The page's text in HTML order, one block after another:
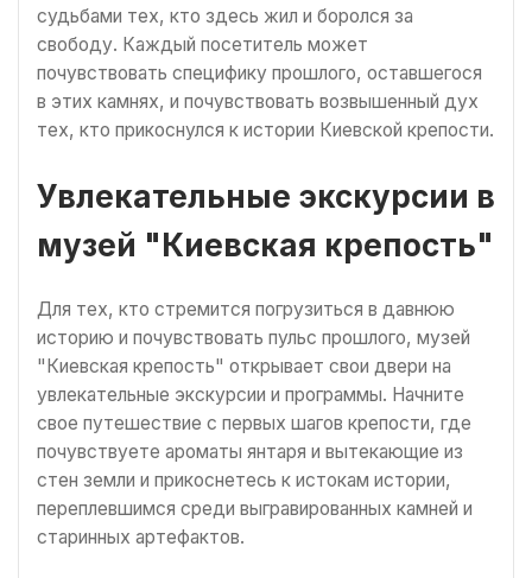
судьбами тех, кто здесь жил и боролся за
свободу. Каждый посетитель может
почувствовать специфику прошлого, оставшегося
в этих камнях, и почувствовать возвышенный дух
тех, кто прикоснулся к истории Киевской крепости.
Увлекательные экскурсии в
музей "Киевская крепость"
Для тех, кто стремится погрузиться в давнюю
историю и почувствовать пульс прошлого, музей
"Киевская крепость" открывает свои двери на
увлекательные экскурсии и программы. Начните
свое путешествие с первых шагов крепости, где
почувствуете ароматы янтаря и вытекающие из
стен земли и прикоснетесь к истокам истории,
переплевшимся среди выгравированных камней и
старинных артефактов.